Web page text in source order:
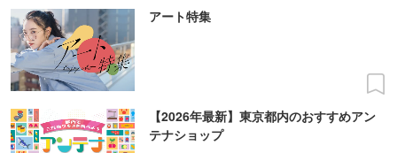
アート特集
【2026年最新】東京都内のおすすめアン
テナショップ